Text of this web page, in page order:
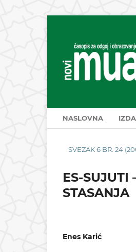
NASLOVNA
SVEZAK 6 BR. 24
ES-SUJUTI
STASANJA
Enes Karić